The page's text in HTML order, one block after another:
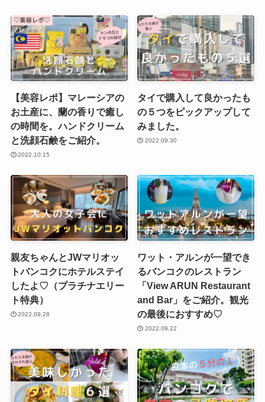
【美容レポ】マレーシアの
お土産に、蘭の香りで癒し
の時間を。ハンドクリーム
と洗顔石鹸をご紹介。
2022.10.15
タイで購入して良かったも
の５つをピックアップして
みました。
2022.09.30
親友ちゃんとJWマリオッ
トバンコクにホテルステイ
したよ♡（プラチナエリー
ト特典）
2022.09.28
ワット・アルンが一望でき
るバンコクのレストラン
「View ARUN Restaurant
and Bar」をご紹介。観光
の最後におすすめ♡
2022.09.22